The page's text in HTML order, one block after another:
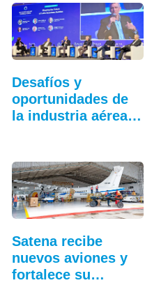
Desafíos y
oportunidades de
la industria aérea
Satena recibe
nuevos aviones y
fortalece su